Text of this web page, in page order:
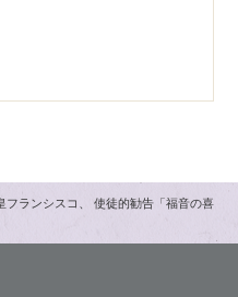
フランシスコ、 使徒的勧告「福音の喜